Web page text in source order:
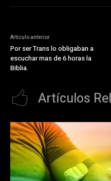
Artículo anterior
Por ser Trans lo obligaban a
escuchar mas de 6 horas la
Biblia.
Artículos